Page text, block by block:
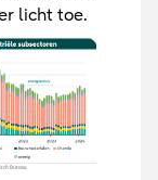
licht toe.